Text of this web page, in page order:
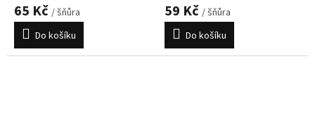
65 Kč / šňůra
Do košíku
59 Kč / šňůra
Do košíku